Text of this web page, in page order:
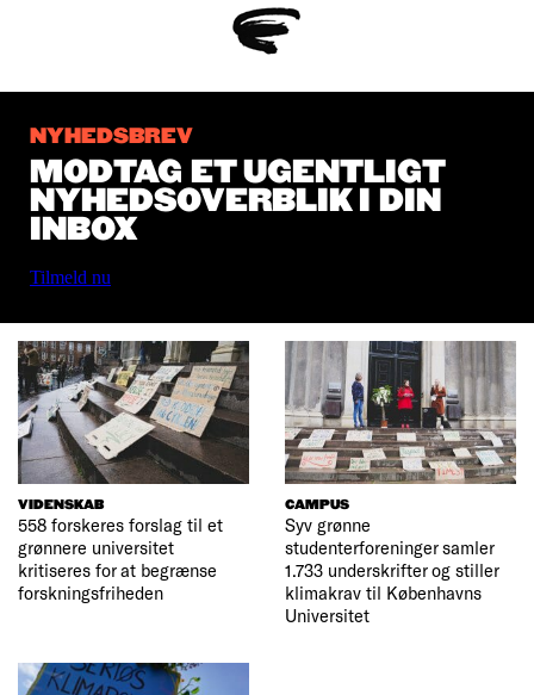
NYHEDSBREV
MODTAG ET UGENTLIGT
NYHEDSOVERBLIK I DIN
INBOX
Tilmeld nu
VIDENSKAB
558 forskeres forslag til et
grønnere universitet
kritiseres for at begrænse
forskningsfriheden
CAMPUS
Syv grønne
studenterforeninger samler
1.733 underskrifter og stiller
klimakrav til Københavns
Universitet